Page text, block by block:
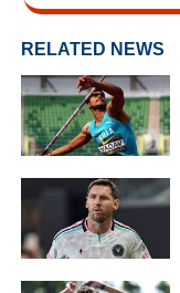
RELATED NEWS